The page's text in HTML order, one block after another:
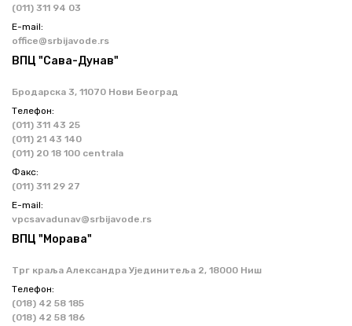
(011) 311 94 03
Е-mail:
office@srbijavode.rs
ВПЦ "Сава-Дунав"
Бродарска 3, 11070 Нови Београд
Телефон:
(011) 311 43 25
(011) 21 43 140
(011) 20 18 100 centrala
Факс:
(011) 311 29 27
Е-mail:
vpcsavadunav@srbijavode.rs
ВПЦ "Морава"
Трг краља Александра Ујединитеља 2, 18000 Ниш
Телефон:
(018) 42 58 185
(018) 42 58 186